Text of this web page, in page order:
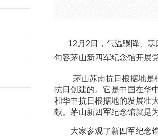
12 月 2 日，气温骤降、
句容茅山新四军纪念馆开展
茅山苏南抗日根据地是
抗日创建的。它是中国在华
和华中抗日根据地的发展壮
献。茅山新四军纪念馆就是
大家参观了新四军纪念